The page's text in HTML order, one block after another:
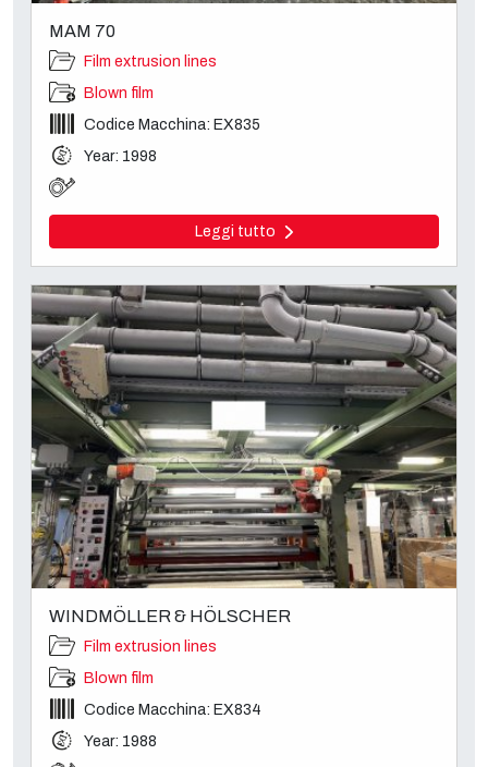
MAM 70
Film extrusion lines
Blown film
Codice Macchina: EX835
Year: 1998
Leggi tutto
WINDMÖLLER & HÖLSCHER
Film extrusion lines
Blown film
Codice Macchina: EX834
Year: 1988